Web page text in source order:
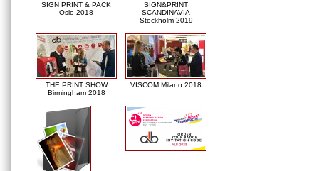
SIGN PRINT & PACK
Oslo 2018
SIGN&PRINT
SCANDINAVIA
Stockholm 2019
THE PRINT SHOW
Birmingham 2018
VISCOM Milano 2018